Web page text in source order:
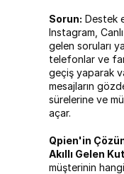
Sorun: Destek
Instagram,
gelen soruları
telefonlar ve
geçiş yaparak
mesajların
sürelerine ve
açar.
Qpien'in
Akıllı Gelen
müşterinin